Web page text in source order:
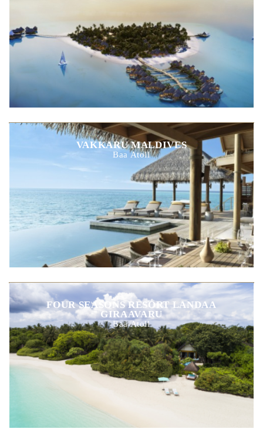
VAKKARU MALDIVES
Baa Atoll
FOUR SEASONS RESORT LANDAA
GIRAAVARU
Baa Atoll